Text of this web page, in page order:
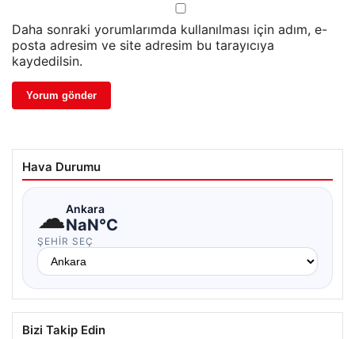
Daha sonraki yorumlarımda kullanılması için adım, e-
posta adresim ve site adresim bu tarayıcıya
kaydedilsin.
Hava Durumu
☁Ankara
NaN°C
ŞEHIR SEÇ
Bizi Takip Edin